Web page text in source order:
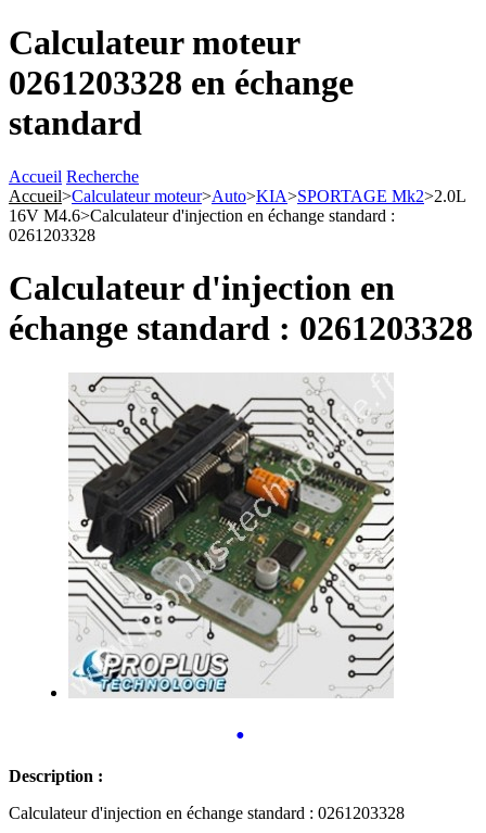
Calculateur moteur
0261203328 en échange
standard
Accueil Recherche
Accueil>Calculateur moteur>Auto>KIA>SPORTAGE Mk2>2.0L
16V M4.6>Calculateur d'injection en échange standard :
0261203328
Calculateur d'injection en
échange standard : 0261203328
•
Description :
Calculateur d'injection en échange standard : 0261203328